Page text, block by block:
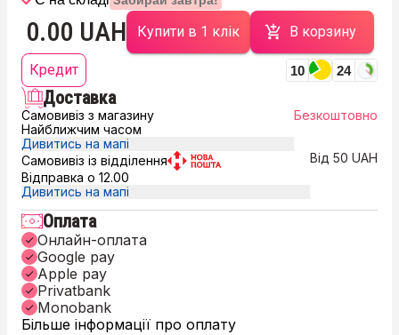
0.00 UAH Купити в 1 клік В корзину
Кредит 10 24
Доставка
Самовивіз з магазину
Найближчим часом
Дивитись на мапі
Безкоштовно
Самовивіз із відділення
Відправка о 12.00
Дивитись на мапі
Від 50 UAH
Оплата
Онлайн-оплата
Google pay
Apple pay
Privatbank
Monobank
Більше інформації про оплату